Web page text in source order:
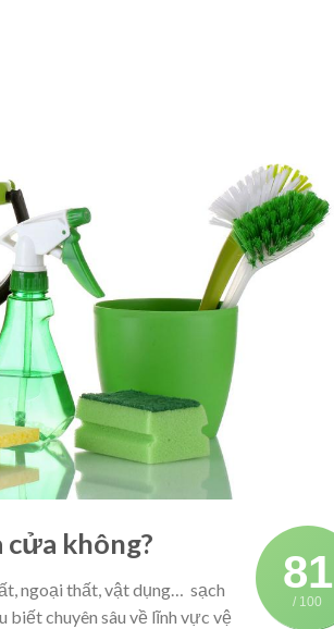
81
/ 100
cửa không?
ngoại thất, vật dụng… sạch
biết chuyên sâu về lĩnh vực vệ